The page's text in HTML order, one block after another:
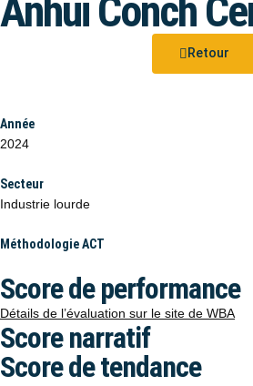
Anhui Conch
Retour
Année
2024
Secteur
Industrie lourde
Méthodologie ACT
Score de performance
Détails de l’évaluation sur le site de WBA
Score narratif
Score de tendance